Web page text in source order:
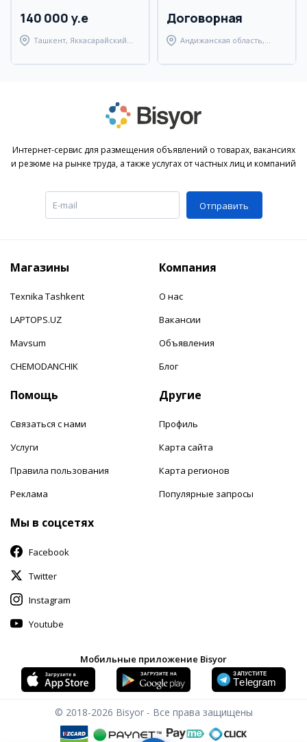
140 000 y.e
Ташкент, Яккасарайский
Договорная
Андижанская область,
Интернет-сервис для размещения объявлений о товарах, вакансиях
и резюме на рынке труда, а также услугах от частных лиц и компаний
Отправить
Магазины
Texnika Tashkent
LAPTOPS.UZ
Mavsum
CHEMODANCHIK
Компания
О нас
Вакансии
Объявления
Блог
Помощь
Связаться с нами
Услуги
Правила пользования
Реклама
Другие
Профиль
Карта сайта
Карта регионов
Популярные запросы
Мы в соцсетях
Facebook
Twitter
Instagram
Youtube
Мобильные приложение Bisyor
© 2018-2026 Bisyor - Все права защищены